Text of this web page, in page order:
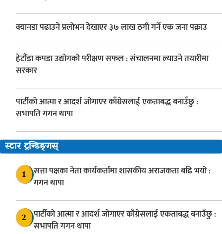
क्यानडा पढाउने प्रलोभन देखाएर ३७ लाख ठगी गर्ने एक जना पक्राउ
हेटौंडा कपडा उद्योगको परीक्षण सफल : संचालनमा ल्याउने तयारीमा
सरकार
पार्टीको आत्मा र आदर्श जोगाएर काँग्रेसलाई एकताबद्ध बनाउँछु :
सभापति गगन थापा
स्टार ट्रन्डिङ्गस्
1
सत्ता पक्षका नेता कार्यकर्तामा शासकीय अराजकता बढि भयो :
गगन थापा
2
पार्टीको आत्मा र आदर्श जोगाएर काँग्रेसलाई एकताबद्ध बनाउँछु :
सभापति गगन थापा